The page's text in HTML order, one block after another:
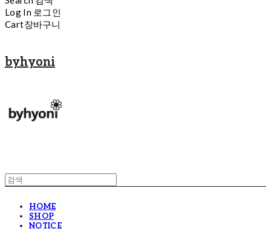
Log In 로그인
Cart장바구니
byhyoni
HOME
SHOP
NOTICE